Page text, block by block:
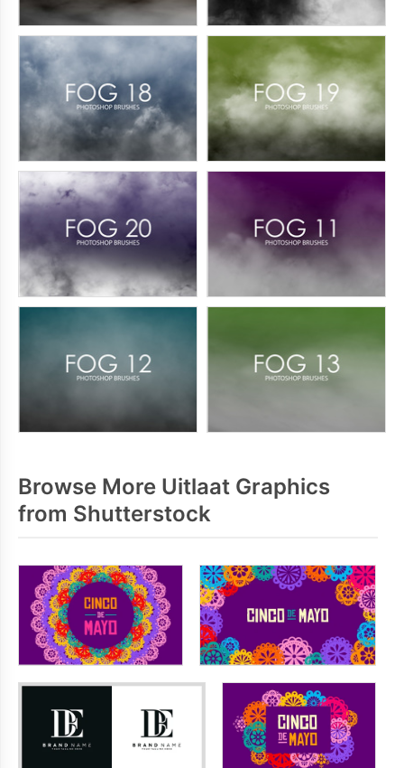
Browse More Uitlaat Graphics
from Shutterstock